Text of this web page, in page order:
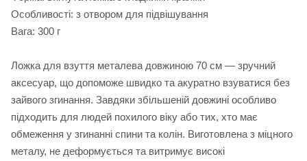
Особливості: з отвором для підвішування
Вага: 300 г
Ложка для взуття металева довжиною 70 см — зручний
аксесуар, що допоможе швидко та акуратно взуватися без
зайвого згинання. Завдяки збільшеній довжині особливо
підходить для людей похилого віку або тих, хто має
обмеження у згинанні спини та колін. Виготовлена з міцного
металу, не деформується та витримує високі